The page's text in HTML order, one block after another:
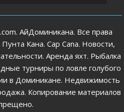
АйДоминикана. Все права
Кана. Cap Cana. Новости,
Аренда яхт. Рыбалка
турниры по ловле голубого
в Доминикане. Недвижимость
Копирование материалов